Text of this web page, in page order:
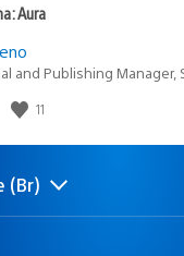
Aura
and Publishing Manager,
11
(Br)